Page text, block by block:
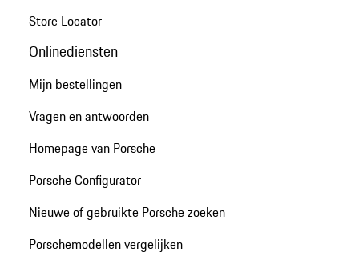
Store Locator
Onlinediensten
Mijn bestellingen
Vragen en antwoorden
Homepage van Porsche
Porsche Configurator
Nieuwe of gebruikte Porsche zoeken
Porschemodellen vergelijken